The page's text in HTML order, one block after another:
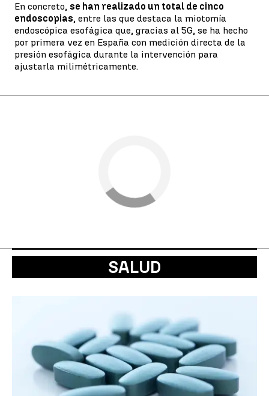
En concreto, se han realizado un total de cinco
endoscopias, entre las que destaca la miotomía
endoscópica esofágica que, gracias al 5G, se ha hecho
por primera vez en España con medición directa de la
presión esofágica durante la intervención para
ajustarla milimétricamente.
SALUD